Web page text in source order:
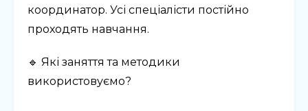
координатор. Усі спеціалісти постійно
проходять навчання.
🔹 Які заняття та методики
використовуємо?